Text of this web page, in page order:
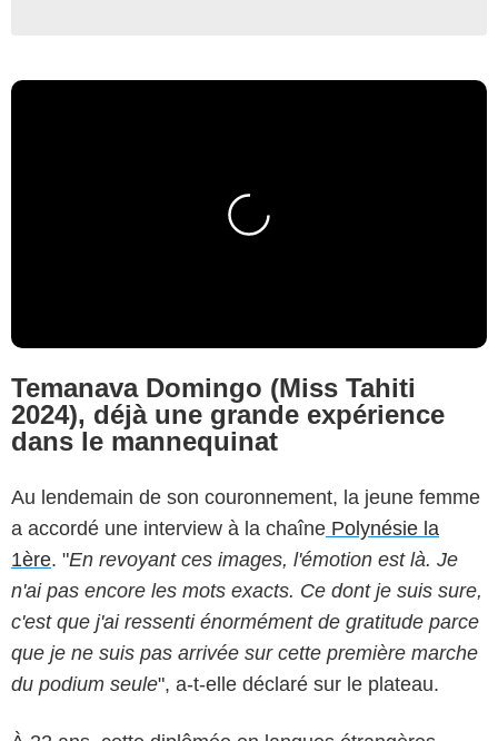
Temanava Domingo (Miss Tahiti
2024), déjà une grande expérience
dans le mannequinat
Au lendemain de son couronnement, la jeune femme
a accordé une interview à la chaîne Polynésie la
1ère. "En revoyant ces images, l'émotion est là. Je
n'ai pas encore les mots exacts. Ce dont je suis sure,
c'est que j'ai ressenti énormément de gratitude parce
que je ne suis pas arrivée sur cette première marche
du podium seule", a-t-elle déclaré sur le plateau.